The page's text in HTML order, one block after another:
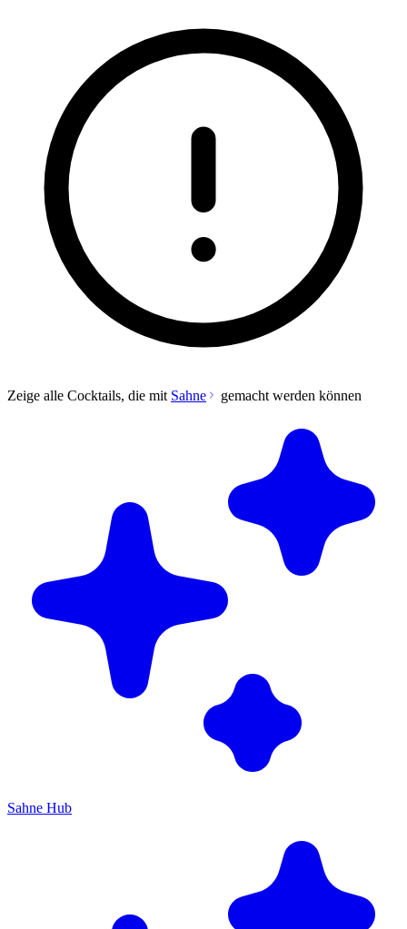
Zeige alle Cocktails, die mit Sahne gemacht werden können
Sahne Hub